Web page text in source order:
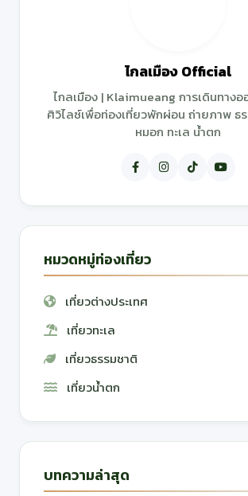
ไกลเมือง Official
ไกลเมือง | Klaimueang การเดินทางอ
ศิวิไลซ์เพื่อท่องเที่ยวพักผ่อน ถ่ายภาพ ธ
หมอก ทะเล น้ำตก
หมวดหมู่ท่องเที่ยว
เที่ยวต่างประเทศ
เที่ยวทะเล
เที่ยวธรรมชาติ
เที่ยวน้ำตก
บทความล่าสุด